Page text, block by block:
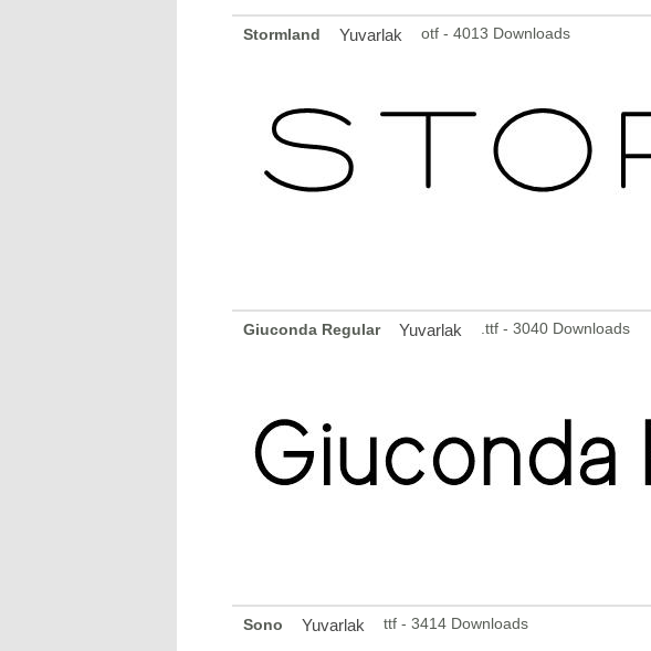
Stormland Yuvarlak otf - 4013 Downloads
Giuconda Regular Yuvarlak .ttf - 3040 Downloads
Sono Yuvarlak ttf - 3414 Downloads